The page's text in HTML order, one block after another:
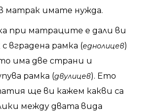
НА
10/08/20
матрак имате нужда.
при матраците е дали ви
вградена рамка (еднолицев)
има две страни и
рамка (двулицев). Ето
ще ви кажем какви са
между двата вида